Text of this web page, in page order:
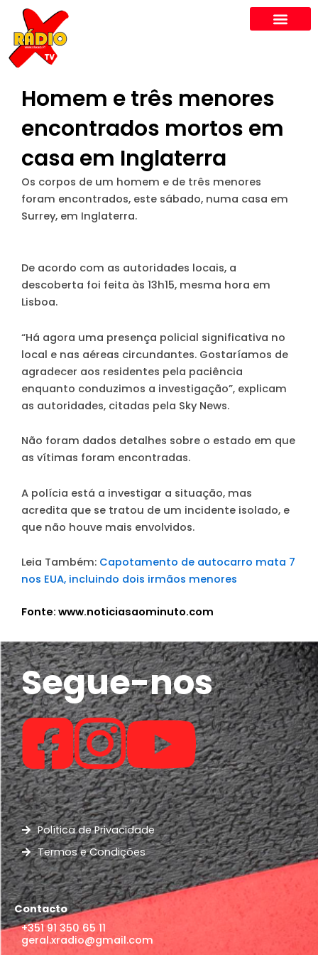
content
Homem e três menores
encontrados mortos em
casa em Inglaterra
Os corpos de um homem e de três menores
foram encontrados, este sábado, numa casa em
Surrey, em Inglaterra.
De acordo com as autoridades locais, a
descoberta foi feita às 13h15, mesma hora em
Lisboa.
“Há agora uma presença policial significativa no
local e nas aéreas circundantes. Gostaríamos de
agradecer aos residentes pela paciência
enquanto conduzimos a investigação”, explicam
as autoridades, citadas pela Sky News.
Não foram dados detalhes sobre o estado em que
as vítimas foram encontradas.
A polícia está a investigar a situação, mas
acredita que se tratou de um incidente isolado, e
que não houve mais envolvidos.
Leia Também: Capotamento de autocarro mata 7
nos EUA, incluindo dois irmãos menores
Fonte: www.noticiasaominuto.com
Segue-nos
Política de Privacidade
Termos e Condições
Contacto
+351 91 350 65 11
geral.xradio@gmail.com